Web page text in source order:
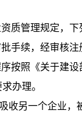
管理规定，下
手续，经审核
按照《关于建
办理。
另一个企业，